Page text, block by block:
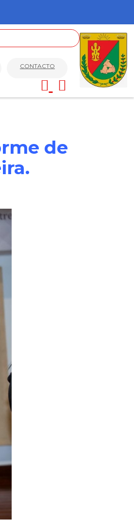
CONTACTO
de